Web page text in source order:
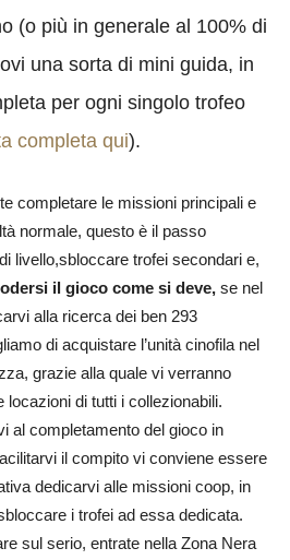
(o più in generale al 100% di
una sorta di mini guida, in
per ogni singolo trofeo
completa qui).
completare le missioni principali e
normale, questo è il passo
livello,sbloccare trofei secondari e,
il gioco come si deve, se nel
alla ricerca dei ben 293
di acquistare l’unità cinofila nel
grazie alla quale vi verranno
locazioni di tutti i collezionabili.
al completamento del gioco in
il compito vi conviene essere
dedicarvi alle missioni coop, in
i trofei ad essa dedicata.
sul serio, entrate nella Zona Nera